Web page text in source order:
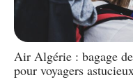
Air Algérie : bagage
pour voyagers